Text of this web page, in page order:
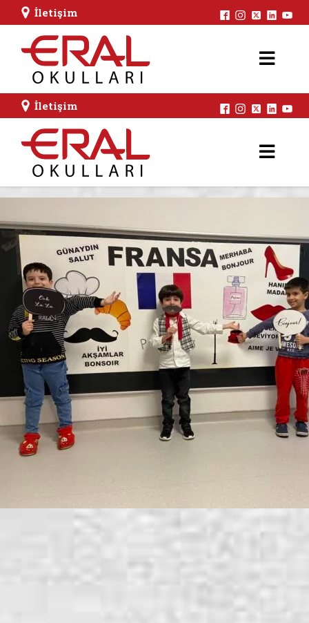
İletişim
İletişim